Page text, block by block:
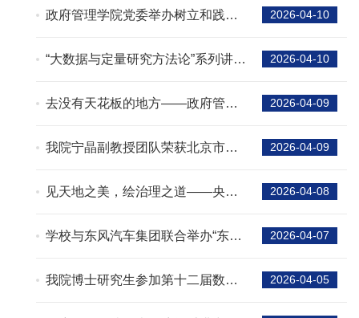
政府管理学院党委举办树立和践行
理论学习中心组学习
2026-04-10
“大数据与定量研究方法论”系列讲座
2026-04-10
去没有天花板的地方——政府管理
2026-04-09
我院宁晶副教授团队荣获北京市教
2026-04-09
见天地之美，绘治理之道——央美-
建
2026-04-08
学校与东风汽车集团联合举办“东风
2026-04-07
我院博士研究生参加第十二届数字
2026-04-05